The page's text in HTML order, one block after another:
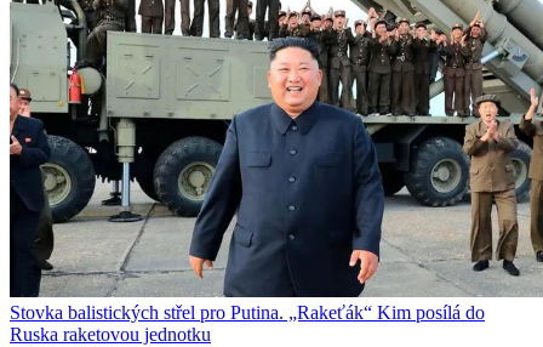
Stovka balistických střel pro Putina. „Rakeťák“ Kim posílá do
Ruska raketovou jednotku